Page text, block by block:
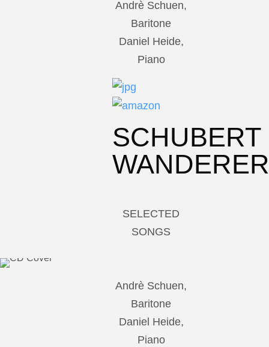
Andrè Schuen,
Baritone
Daniel Heide,
Piano
SCHUBERT
WANDERER
SELECTED
SONGS
Andrè Schuen,
Baritone
Daniel Heide,
Piano